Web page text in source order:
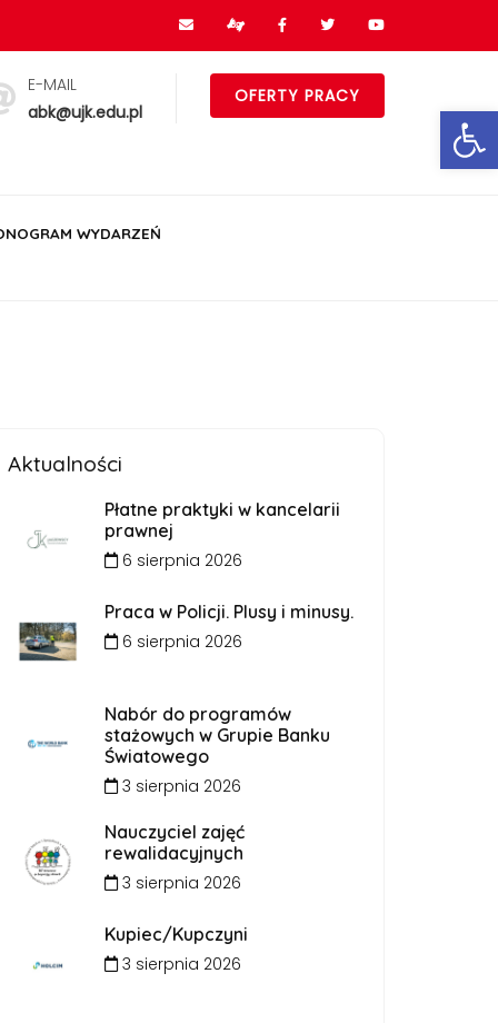
E-MAIL
abk@ujk.edu.pl
OFERTY PRACY
WYDARZEŃ
Aktualności
Płatne praktyki w kancelarii
prawnej
6 sierpnia 2026
Praca w Policji. Plusy i minusy.
6 sierpnia 2026
Nabór do programów
stażowych w Grupie Banku
Światowego
3 sierpnia 2026
Nauczyciel zajęć
rewalidacyjnych
3 sierpnia 2026
Kupiec/Kupczyni
3 sierpnia 2026